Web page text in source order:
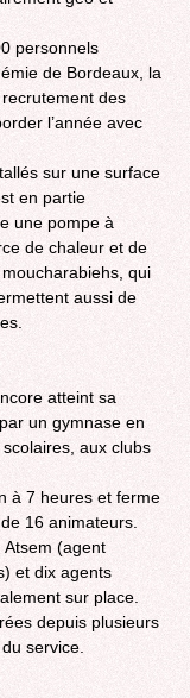
personnels
de Bordeaux, la
des
l’année avec
sur une surface
en partie
une pompe à
de chaleur et de
qui
aussi de
atteint sa
un gymnase en
aux clubs
à 7 heures et ferme
16 animateurs.
Atsem (agent
et dix agents
sur place.
depuis plusieurs
service.